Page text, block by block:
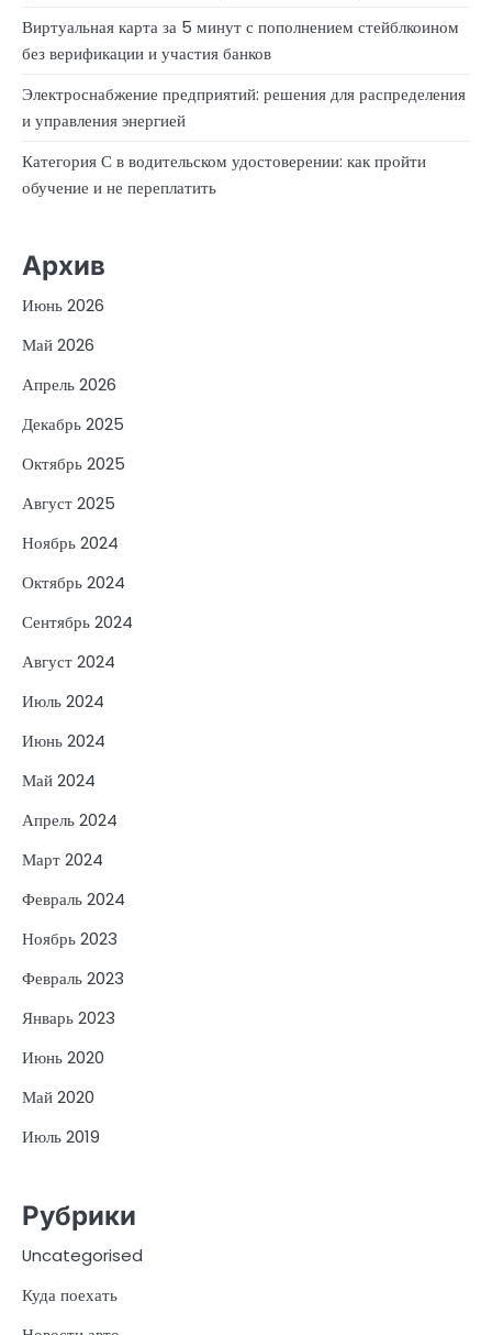
Виртуальная карта за 5 минут с пополнением стейблкоином
без верификации и участия банков
Электроснабжение предприятий: решения для распределения
и управления энергией
Категория С в водительском удостоверении: как пройти
обучение и не переплатить
Архив
Июнь 2026
Май 2026
Апрель 2026
Декабрь 2025
Октябрь 2025
Август 2025
Ноябрь 2024
Октябрь 2024
Сентябрь 2024
Август 2024
Июль 2024
Июнь 2024
Май 2024
Апрель 2024
Март 2024
Февраль 2024
Ноябрь 2023
Февраль 2023
Январь 2023
Июнь 2020
Май 2020
Июль 2019
Рубрики
Uncategorised
Куда поехать